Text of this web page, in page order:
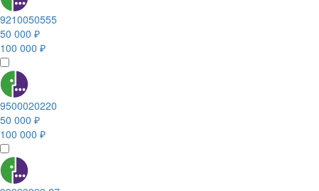
9210050555
50 000 ₽
100 000 ₽
9500020220
50 000 ₽
100 000 ₽